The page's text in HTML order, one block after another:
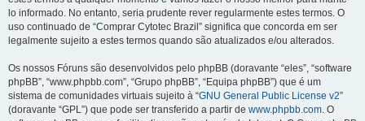
lo informado. No entanto, seria prudente rever regularmente estes termos. O
uso continuado de “Comprar Cytotec Brazil” significa que concorda em ser
legalmente sujeito a estes termos quando são atualizados e/ou alterados.
Os nossos Fóruns são desenvolvidos pelo phpBB (doravante “eles”, “software
phpBB”, “www.phpbb.com”, “Grupo phpBB”, “Equipa phpBB”) que é um
sistema de comunidades virtuais sujeito à “GNU General Public License v2”
(doravante “GPL”) que pode ser transferido a partir de www.phpbb.com. O